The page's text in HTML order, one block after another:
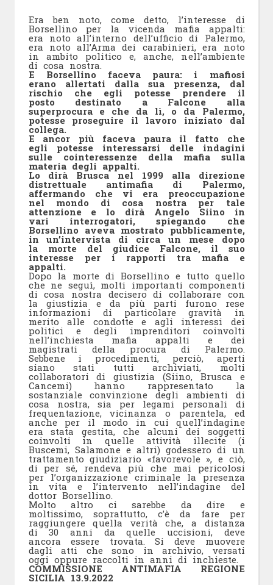
Era ben noto, come detto, l’interesse di
Borsellino per la vicenda mafia appalti:
era noto all’interno dell’ufficio di Palermo,
era noto all’Arma dei carabinieri, era noto
in ambito politico e, anche, nell’ambiente
di cosa nostra.
E Borsellino faceva paura: i mafiosi
erano allertati dalla sua presenza, dal
rischio che egli potesse prendere il
posto destinato a Falcone alla
superprocura e che da lì, o da Palermo,
potesse proseguire il lavoro iniziato dal
collega.
E ancor più faceva paura il fatto che
egli potesse interessarsi delle indagini
sulle cointeressenze della mafia sulla
materia degli appalti.
Lo dirà Brusca nel 1999 alla direzione
distrettuale antimafia di Palermo,
affermando che vi era preoccupazione
nel mondo di cosa nostra per tale
attenzione e lo dirà Angelo Siino in
vari interrogatori, spiegando che
Borsellino aveva mostrato pubblicamente,
in un’intervista di circa un mese dopo
la morte del giudice Falcone, il suo
interesse per i rapporti tra mafia e
appalti.
Dopo la morte di Borsellino e tutto quello
che ne seguì, molti importanti componenti
di cosa nostra decisero di collaborare con
la giustizia e da più parti furono rese
informazioni di particolare gravità in
merito alle condotte e agli interessi dei
politici e degli imprenditori coinvolti
nell’inchiesta mafia appalti e dei
magistrati della procura di Palermo.
Sebbene i procedimenti, perciò, aperti
siano stati tutti archiviati, molti
collaboratori di giustizia (Siino, Brusca e
Cancemi) hanno rappresentato la
sostanziale convinzione degli ambienti di
cosa nostra, sia per legami personali di
frequentazione, vicinanza o parentela, ed
anche per il modo in cui quell’indagine
era stata gestita, che alcuni dei soggetti
coinvolti in quelle attività illecite (i
Buscemi, Salamone e altri) godessero di un
trattamento giudiziario «favorevole », e ciò,
di per sé, rendeva più che mai pericolosi
per l’organizzazione criminale la presenza
in vita e l’intervento nell’indagine del
dottor Borsellino.
Molto altro ci sarebbe da dire e
moltissimo, soprattutto, c’è da fare per
raggiungere quella verità che, a distanza
di 30 anni da quelle uccisioni, deve
ancora essere trovata. Si deve muovere
dagli atti che sono in archivio, versati
oggi oppure raccolti in anni di inchieste.
COMMISSIONE ANTIMAFIA REGIONE
SICILIA 13.9.2022